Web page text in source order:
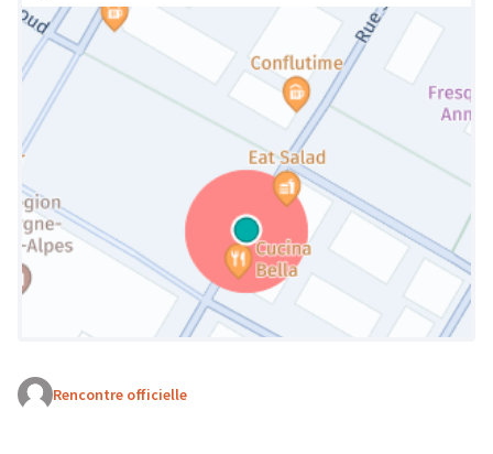
Rencontre officielle